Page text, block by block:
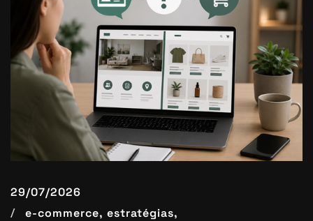
29/07/2026
e-commerce, estratégias,